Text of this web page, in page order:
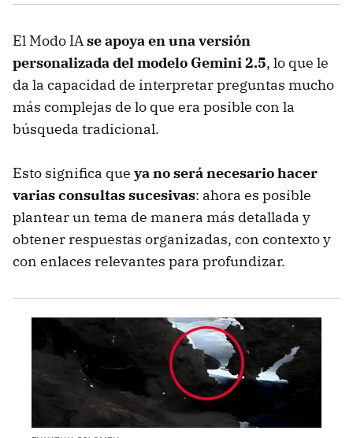
El Modo IAse apoya en una versión
personalizada del modelo Gemini 2.5, lo que le
da la capacidad de interpretar preguntas mucho
más complejas de lo que era posible con la
búsqueda tradicional.
Esto significa que ya no será necesario hacer
varias consultas sucesivas: ahora es posible
plantear un tema de manera más detallada y
obtener respuestas organizadas, con contexto y
con enlaces relevantes para profundizar.